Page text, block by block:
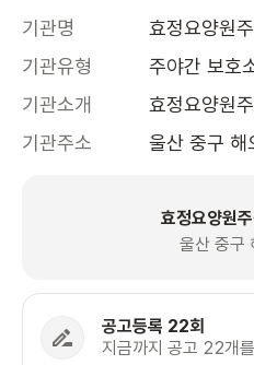
기관명
효정요양원
기관유형
주야간 보호
기관소개
효정요양원
기관주소
울산 중구
효정요양원
울산 중구
공고등록 22회
지금까지 공고 22개